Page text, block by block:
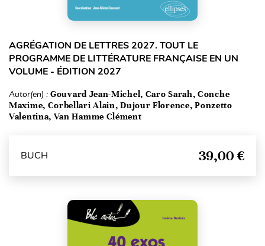
AGRÉGATION DE LETTRES 2027. TOUT LE
PROGRAMME DE LITTÉRATURE FRANÇAISE EN UN
VOLUME - ÉDITION 2027
Autor(en) : Gouvard Jean-Michel, Caro Sarah, Conche
Maxime, Corbellari Alain, Dujour Florence, Ponzetto
Valentina, Van Hamme Clément
BUCH 39,00 €